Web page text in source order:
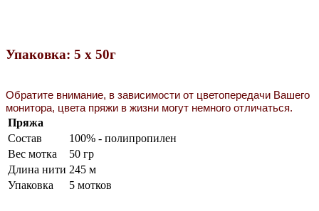
Упаковка: 5 х 50г
Обратите внимание, в зависимости от цветопередачи Вашего
монитора, цвета пряжи в жизни могут немного отличаться.
Пряжа
Состав
100% - полипропилен
Вес мотка
50 гр
Длина нити 245 м
Упаковка
5 мотков